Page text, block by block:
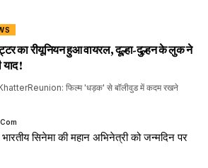
का रीयूनियन हुआ वायरल, दूल्हा-दुल्हन के लुक ने
!
फिल्म 'धड़क' से बॉलीवुड में कदम रखने